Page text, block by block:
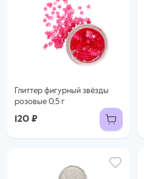
Глиттер фигурный звёзды
розовые 0,5 г
120 ₽